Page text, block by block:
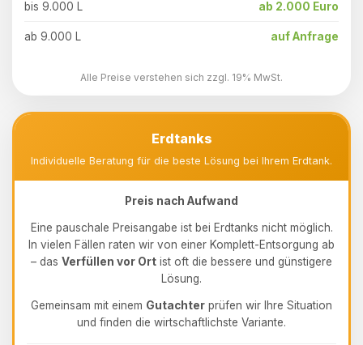
bis 9.000 L ab 2.000 Euro
ab 9.000 L auf Anfrage
Alle Preise verstehen sich zzgl. 19% MwSt.
Erdtanks
Individuelle Beratung für die beste Lösung bei Ihrem Erdtank.
Preis nach Aufwand
Eine pauschale Preisangabe ist bei Erdtanks nicht möglich.
In vielen Fällen raten wir von einer Komplett-Entsorgung ab
– das Verfüllen vor Ort ist oft die bessere und günstigere
Lösung.
Gemeinsam mit einem Gutachter prüfen wir Ihre Situation
und finden die wirtschaftlichste Variante.